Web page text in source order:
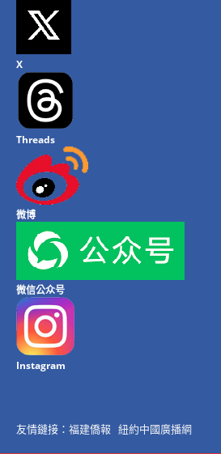
X
Threads
微博
微信公众号
Instagram
友情鏈接： 福建僑報 紐約中國廣播網